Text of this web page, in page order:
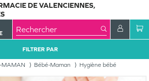
DE VALENCIENNES,
MAMAN Bébé-Maman Hygiène bébé
FILTRER PAR